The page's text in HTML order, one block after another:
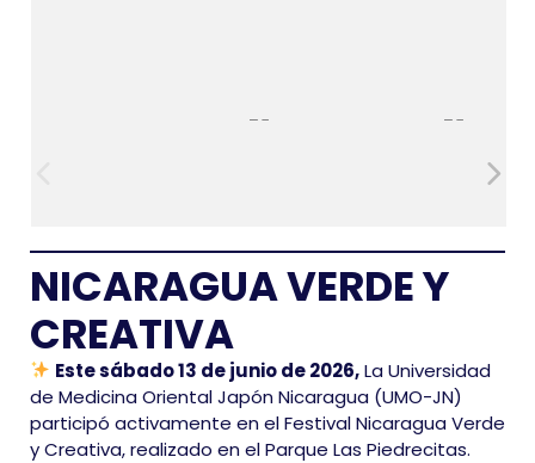
NICARAGUA VERDE Y
CREATIVA
Este sábado 13 de junio de 2026,La Universidad
de Medicina Oriental Japón Nicaragua (UMO-JN)
participó activamente en el Festival Nicaragua Verde
y Creativa, realizado en el Parque Las Piedrecitas.